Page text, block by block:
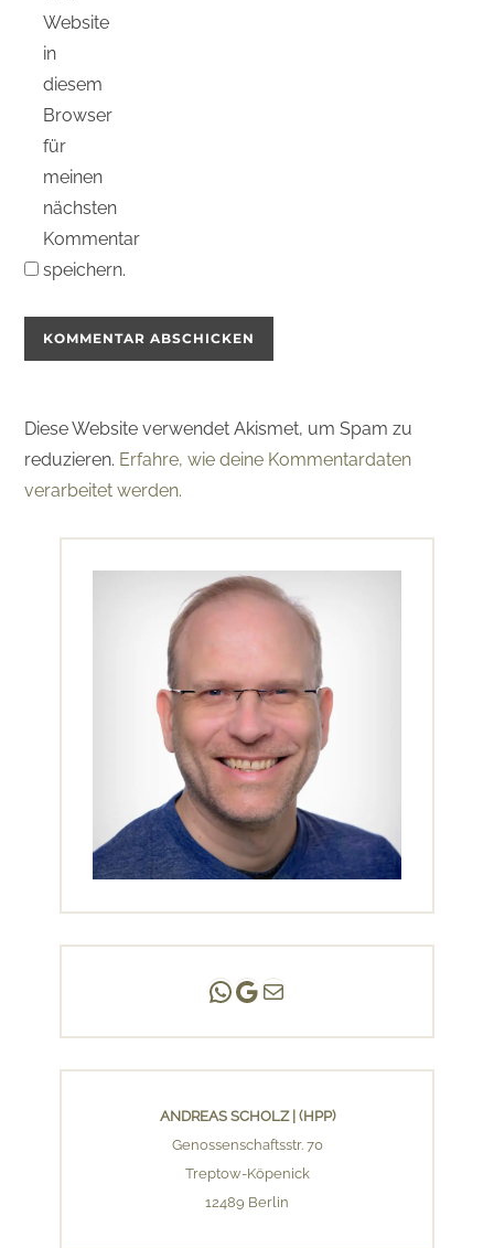
Website
in
diesem
Browser
für
meinen
nächsten
Kommentar
speichern.
Diese Website verwendet Akismet, um Spam zu
reduzieren. Erfahre, wie deine Kommentardaten
verarbeitet werden.
Andreas Scholz | (HPP)
Praxis Adlershof
E-Mail an mich ...
ANDREAS SCHOLZ | (HPP)
Genossenschaftsstr. 70
Treptow-Köpenick
12489 Berlin